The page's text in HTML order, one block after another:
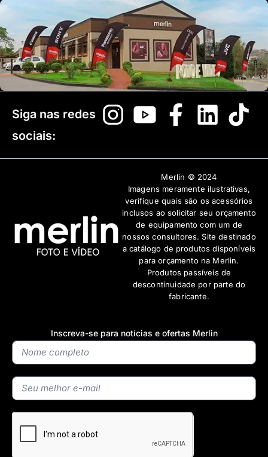
Inscreva-se para notícias e ofertas Merlin
Siga nas redes
sociais:
Merlin © 2024
Imagens meramente ilustrativas,
verifique quais são os acessórios
inclusos ao solicitar seu orçamento
de equipamento com um de
nossos consultores. Site destinado
a catálogo de produtos disponíveis
para orçamento na Merlin.
Produtos passíveis de
descontinuidade por parte do
fabricante.